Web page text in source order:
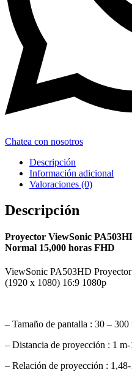
Chatea con nosotros
Descripción
Información adicional
Valoraciones (0)
Descripción
Proyector ViewSonic
Normal 15,000 horas FHD
ViewSonic PA503HD
(1920 x 1080) 16:9 1080p
– Tamaño de pantalla : 30 –
– Distancia de proyección : 1
– Relación de proyección :